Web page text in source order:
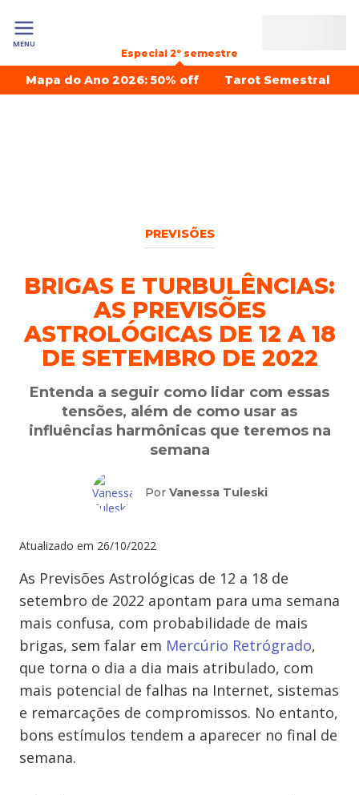
MENU
Especial 2º semestre
Mapa do Ano 2026: 50% off Tarot Semestral
PREVISÕES
BRIGAS E TURBULÊNCIAS:
AS PREVISÕES
ASTROLÓGICAS DE 12 A 18
DE SETEMBRO DE 2022
Entenda a seguir como lidar com essas
tensões, além de como usar as
influências harmônicas que teremos na
semana
Por Vanessa Tuleski
Atualizado em 26/10/2022
As Previsões Astrológicas de 12 a 18 de
setembro de 2022 apontam para uma semana
mais confusa, com probabilidade de mais
brigas, sem falar em Mercúrio Retrógrado,
que torna o dia a dia mais atribulado, com
mais potencial de falhas na Internet, sistemas
e remarcações de compromissos. No entanto,
bons estímulos tendem a aparecer no final de
semana.